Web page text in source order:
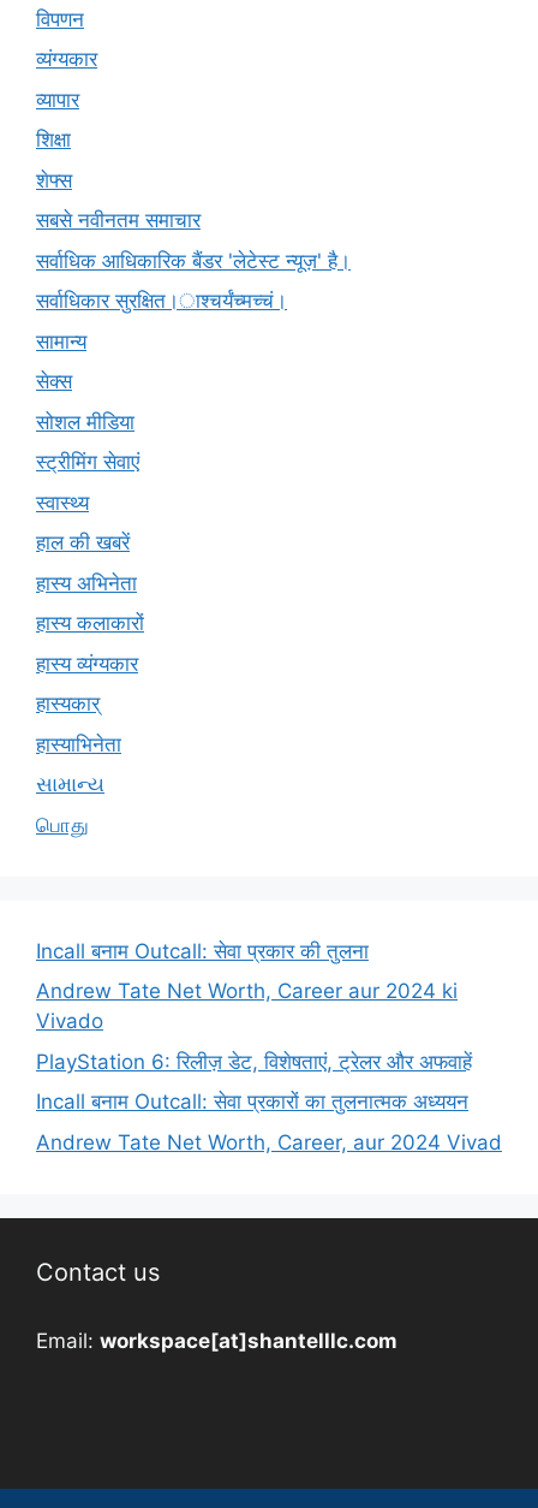
विपणन
व्यंग्यकार
व्यापार
शिक्षा
शेफ्स
सबसे नवीनतम समाचार
सर्वाधिक आधिकारिक बैंडर 'लेटेस्ट न्यूज़' है।
सर्वाधिकार सुरक्षित।ाश्चर्यंच्मच्चं।
सामान्य
सेक्स
सोशल मीडिया
स्ट्रीमिंग सेवाएं
स्वास्थ्य
हाल की खबरें
हास्य अभिनेता
हास्य कलाकारों
हास्य व्यंग्यकार
हास्यकार्
हास्याभिनेता
સામાન્ય
பொது
Incall बनाम Outcall: सेवा प्रकार की तुलना
Andrew Tate Net Worth, Career aur 2024 ki
Vivado
PlayStation 6: रिलीज़ डेट, विशेषताएं, ट्रेलर और अफवाहें
Incall बनाम Outcall: सेवा प्रकारों का तुलनात्मक अध्ययन
Andrew Tate Net Worth, Career, aur 2024 Vivad
Contact us
Email: workspace[at]shantelllc.com